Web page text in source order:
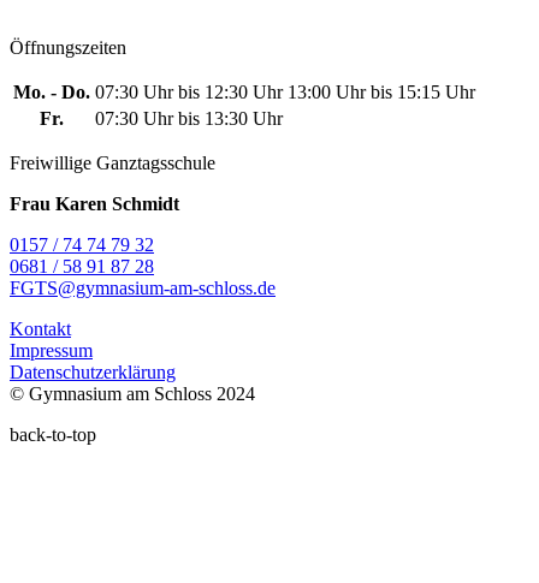
Öffnungszeiten
Mo. - Do. 07:30 Uhr bis 12:30 Uhr 13:00 Uhr bis 15:15 Uhr
Fr.
07:30 Uhr bis 13:30 Uhr
Freiwillige Ganztagsschule
Frau Karen Schmidt
0157 / 74 74 79 32
0681 / 58 91 87 28
FGTS@gymnasium-am-schloss.de
Kontakt
Impressum
Datenschutzerklärung
© Gymnasium am Schloss 2024
back-to-top